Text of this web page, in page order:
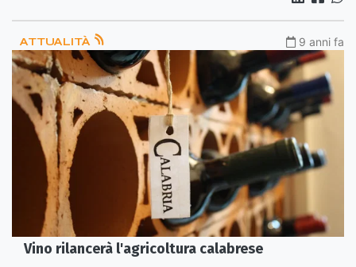
ATTUALITÀ 9 anni fa
Vino rilancerà l'agricoltura calabrese